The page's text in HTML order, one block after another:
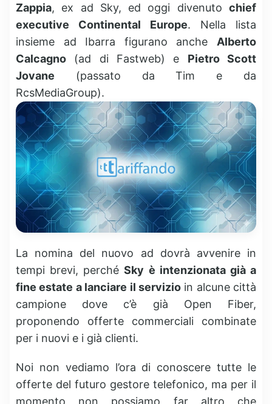
Zappia, ex ad Sky, ed oggi divenuto chief
executive Continental Europe. Nella lista
insieme ad Ibarra figurano anche Alberto
Calcagno (ad di Fastweb) e Pietro Scott
Jovane (passato da Tim e da
RcsMediaGroup).
La nomina del nuovo ad dovrà avvenire in
tempi brevi, perchéSky è intenzionata già a
fine estate a lanciare il servizioin alcune città
campione dove c’è già Open Fiber,
proponendo offerte commerciali combinate
per i nuovi e i già clienti.
Noi non vediamo l’ora di conoscere tutte le
offerte del futuro gestore telefonico, ma per il
momento non possiamo far altro che